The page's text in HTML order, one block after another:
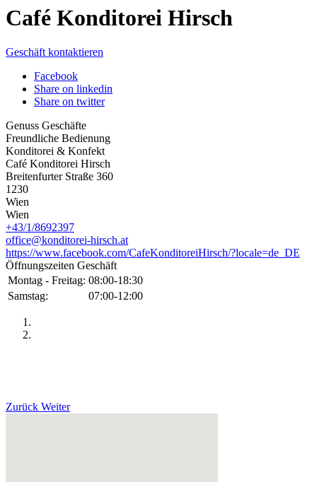
Café Konditorei Hirsch
Geschäft kontaktieren
Facebook
Share on linkedin
Share on twitter
Genuss Geschäfte
Freundliche Bedienung
Konditorei & Konfekt
Café Konditorei Hirsch
Breitenfurter Straße 360
1230
Wien
Wien
+43/1/8692397
office@konditorei-hirsch.at
https://www.facebook.com/CafeKonditoreiHirsch/?locale=de_DE
Öffnungszeiten Geschäft
Montag - Freitag: 08:00-18:30
Samstag:
07:00-12:00
Zurück Weiter